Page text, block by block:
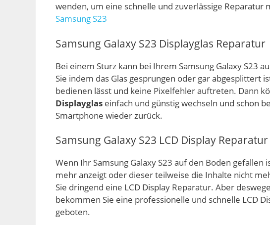
wenden, um eine schnelle und zuverlässige Reparatur
Samsung S23
Samsung Galaxy S23 Displayglas Reparatur
Bei einem Sturz kann bei Ihrem Samsung Galaxy S23
Sie indem das Glas gesprungen oder gar abgesplittert
bedienen lässt und keine Pixelfehler auftreten. Dann
Displayglas einfach und günstig wechseln und schon
Smartphone wieder zurück.
Samsung Galaxy S23 LCD Display Reparatur
Wenn Ihr Samsung Galaxy S23 auf den Boden
mehr anzeigt oder dieser teilweise die Inhalte nicht
Sie dringend eine LCD Display Reparatur. Aber
bekommen Sie eine professionelle und schnelle LCD
geboten.